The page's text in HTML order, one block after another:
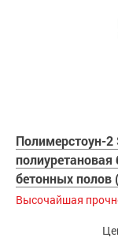
Полимерстоун-
бетонных полов
Высочайшая